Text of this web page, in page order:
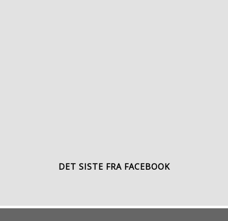
DET SISTE FRA FACEBOOK